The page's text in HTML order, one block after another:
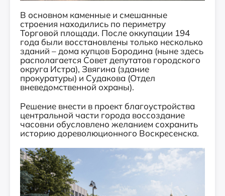
В основном каменные и смешанные
строения находились по периметру
Торговой площади. После оккупации 194
года были восстановлены только несколько
зданий – дома купцов Бородина (ныне здесь
располагается Совет депутатов городского
округа Истра), Звягина (здание
прокуратуры) и Судакова (Отдел
вневедомственной охраны).
Решение внести в проект благоустройства
центральной части города воссоздание
часовни обусловлено желанием сохранить
историю дореволюционного Воскресенска.